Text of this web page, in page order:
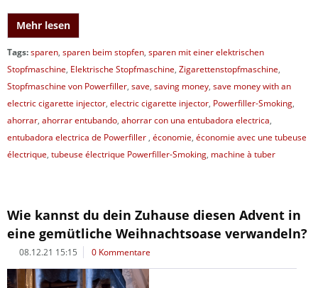
Mehr lesen
Tags:sparen, sparen beim stopfen, sparen mit einer elektrischen
Stopfmaschine, Elektrische Stopfmaschine, Zigarettenstopfmaschine,
Stopfmaschine von Powerfiller, save, saving money, save money with an
electric cigarette injector, electric cigarette injector, Powerfiller-Smoking,
ahorrar, ahorrar entubando, ahorrar con una entubadora electrica,
entubadora electrica de Powerfiller , économie, économie avec une tubeuse
électrique, tubeuse électrique Powerfiller-Smoking, machine à tuber
Wie kannst du dein Zuhause diesen Advent in
eine gemütliche Weihnachtsoase verwandeln?
08.12.21 15:15 0 Kommentare